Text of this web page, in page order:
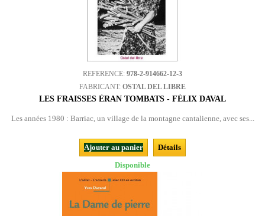
REFERENCE: 978-2-914662-12-3
FABRICANT: OSTAL DEL LIBRE
LES FRAISSES ÈRAN TOMBATS - FÉLIX DAVAL
Les années 1980 : Barriac, un village de la montagne cantalienne, avec ses...
Ajouter au panier
Détails
Disponible